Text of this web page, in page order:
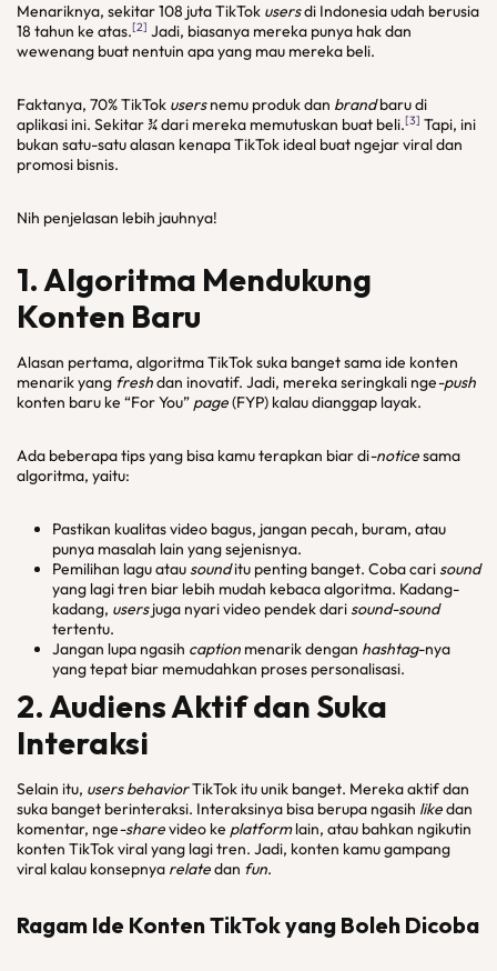
Menariknya, sekitar 108 juta TikTok usersdi Indonesia udah berusia
18 tahun ke atas.[2] Jadi, biasanya mereka punya hak dan
wewenang buat nentuin apa yang mau mereka beli.
Faktanya, 70% TikTok usersnemu produk dan brandbaru di
aplikasi ini. Sekitar ¾ dari mereka memutuskan buat beli.[3] Tapi, ini
bukan satu-satu alasan kenapa TikTok ideal buat ngejar viral dan
promosi bisnis.
Nih penjelasan lebih jauhnya!
1. Algoritma Mendukung
Konten Baru
Alasan pertama, algoritma TikTok suka banget sama ide konten
menarik yang freshdan inovatif. Jadi, mereka seringkali nge-push
konten baru ke “For You” page(FYP) kalau dianggap layak.
Ada beberapa tips yang bisa kamu terapkan biar di-noticesama
algoritma, yaitu:
Pastikan kualitas video bagus, jangan pecah, buram, atau
punya masalah lain yang sejenisnya.
Pemilihan lagu atau sounditu penting banget. Coba cari sound
yang lagi tren biar lebih mudah kebaca algoritma. Kadang-
kadang, usersjuga nyari video pendek dari sound-sound
tertentu.
Jangan lupa ngasih caption menarik dengan hashtag-nya
yang tepat biar memudahkan proses personalisasi.
2. Audiens Aktif dan Suka
Interaksi
Selain itu, users behaviorTikTok itu unik banget. Mereka aktif dan
suka banget berinteraksi. Interaksinya bisa berupa ngasih likedan
komentar, nge-sharevideo ke platformlain, atau bahkan ngikutin
konten TikTok viral yang lagi tren. Jadi, konten kamu gampang
viral kalau konsepnya relatedan fun.
Ragam Ide Konten TikTok yang Boleh Dicoba